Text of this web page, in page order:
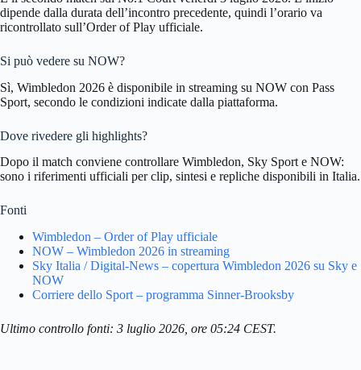
dipende dalla durata dell’incontro precedente, quindi l’orario va
ricontrollato sull’Order of Play ufficiale.
Si può vedere su NOW?
Sì, Wimbledon 2026 è disponibile in streaming su NOW con Pass
Sport, secondo le condizioni indicate dalla piattaforma.
Dove rivedere gli highlights?
Dopo il match conviene controllare Wimbledon, Sky Sport e NOW:
sono i riferimenti ufficiali per clip, sintesi e repliche disponibili in Italia.
Fonti
Wimbledon – Order of Play ufficiale
NOW – Wimbledon 2026 in streaming
Sky Italia / Digital-News – copertura Wimbledon 2026 su Sky e
NOW
Corriere dello Sport – programma Sinner-Brooksby
Ultimo controllo fonti: 3 luglio 2026, ore 05:24 CEST.